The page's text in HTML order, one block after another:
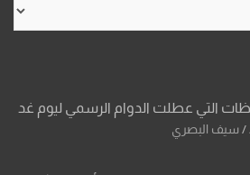
التي عطلت الدوام الرسمي ليوم غد
سيف البصري